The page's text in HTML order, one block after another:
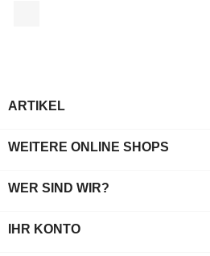
ARTIKEL
WEITERE ONLINE SHOPS
WER SIND WIR?
IHR KONTO